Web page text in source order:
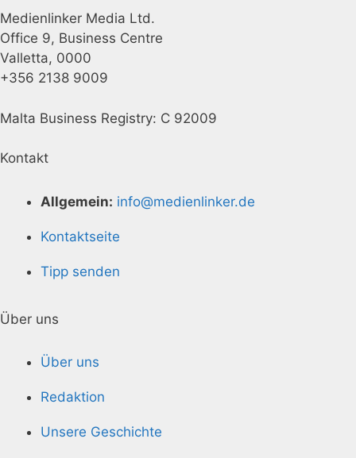
Medienlinker Media Ltd.
Office 9, Business Centre
Valletta, 0000
+356 2138 9009
Malta Business Registry: C 92009
Kontakt
Allgemein: info@medienlinker.de
Kontaktseite
Tipp senden
Über uns
Über uns
Redaktion
Unsere Geschichte